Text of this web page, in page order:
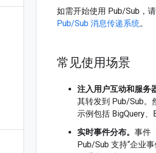
如需开始使用 Pub/Sub，
Pub/Sub 消息传递系统。
常见使用场景
注入用户互动和服务
其转发到 Pub/Sub。
示例包括 BigQuery、
实时事件分布。 事件
Pub/Sub 支持“企业